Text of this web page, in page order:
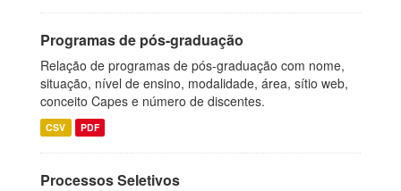
Programas de pós-graduação
Relação de programas de pós-graduação com nome,
situação, nível de ensino, modalidade, área, sítio web,
conceito Capes e número de discentes.
CSV PDF
Processos Seletivos